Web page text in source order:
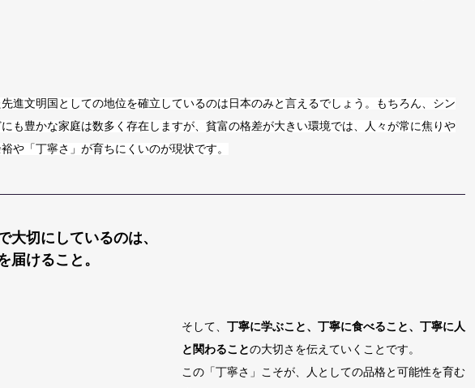
進文明国としての地位を確立しているのは日本のみと言えるでしょう。もちろん、シン
も豊かな家庭は数多く存在しますが、貧富の格差が大きい環境では、人々が常に焦りや
や「丁寧さ」が育ちにくいのが現状です。
大切にしているのは、
届けること。
そして、 丁寧に学ぶこと、丁寧に食べること、丁寧に人
と関わることの大切さを伝えていくことです。
この「丁寧さ」こそが、人としての品格と可能性を育む